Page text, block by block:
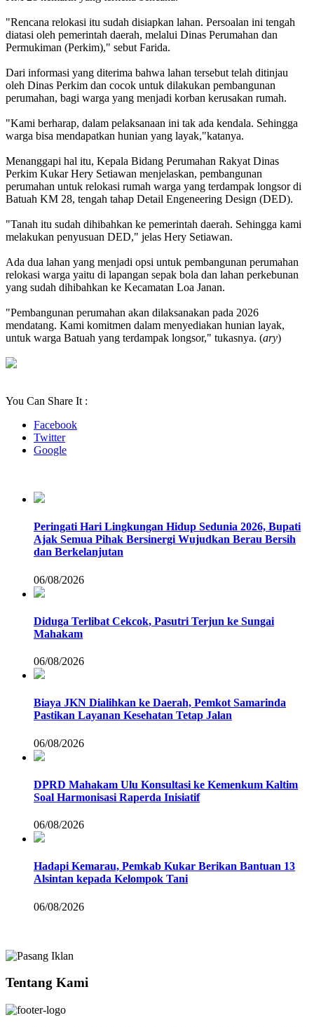
"Rencana relokasi itu sudah disiapkan lahan. Persoalan ini tengah
diatasi oleh pemerintah daerah, melalui Dinas Perumahan dan
Permukiman (Perkim)," sebut Farida.
Dari informasi yang diterima bahwa lahan tersebut telah ditinjau
oleh Dinas Perkim dan cocok untuk dilakukan pembangunan
perumahan, bagi warga yang menjadi korban kerusakan rumah.
"Kami berharap, dalam pelaksanaan ini tak ada kendala. Sehingga
warga bisa mendapatkan hunian yang layak,"katanya.
Menanggapi hal itu, Kepala Bidang Perumahan Rakyat Dinas
Perkim Kukar Hery Setiawan menjelaskan, pembangunan
perumahan untuk relokasi rumah warga yang terdampak longsor di
Batuah KM 28, tengah tahap Detail Engeneering Design (DED).
"Tanah itu sudah dihibahkan ke pemerintah daerah. Sehingga kami
melakukan penyusuan DED," jelas Hery Setiawan.
Ada dua lahan yang menjadi opsi untuk pembangunan perumahan
relokasi warga yaitu di lapangan sepak bola dan lahan perkebunan
yang sudah dihibahkan ke Kecamatan Loa Janan.
"Pembangunan perumahan akan dilaksanakan pada 2026
mendatang. Kami komitmen dalam menyediakan hunian layak,
untuk warga Batuah yang terdampak longsor," tukasnya. (ary)
You Can Share It :
Facebook
Twitter
Google
Peringati Hari Lingkungan Hidup Sedunia 2026, Bupati
Ajak Semua Pihak Bersinergi Wujudkan Berau Bersih
dan Berkelanjutan
06/08/2026
Diduga Terlibat Cekcok, Pasutri Terjun ke Sungai
Mahakam
06/08/2026
Biaya JKN Dialihkan ke Daerah, Pemkot Samarinda
Pastikan Layanan Kesehatan Tetap Jalan
06/08/2026
DPRD Mahakam Ulu Konsultasi ke Kemenkum Kaltim
Soal Harmonisasi Raperda Inisiatif
06/08/2026
Hadapi Kemarau, Pemkab Kukar Berikan Bantuan 13
Alsintan kepada Kelompok Tani
06/08/2026
Tentang Kami